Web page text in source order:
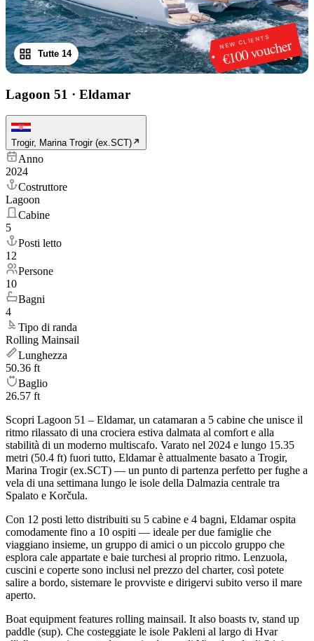
NEW CLIENTS
€100 voucher
1/14
Tutte 14
Lagoon 51 · Eldamar
Trogir, Marina Trogir (ex.SCT)
Anno
2024
Costruttore
Lagoon
Cabine
5
Posti letto
12
Persone
10
Bagni
4
Tipo di randa
Rolling Mainsail
Lunghezza
50.36 ft
Baglio
26.57 ft
Scopri Lagoon 51 – Eldamar, un catamaran a 5 cabine che unisce il
ritmo rilassato di una crociera estiva dalmata al comfort e alla
stabilità di un moderno multiscafo. Varato nel 2024 e lungo 15.35
metri (50.4 ft) fuori tutto, Eldamar è attualmente basato a Trogir,
Marina Trogir (ex.SCT) — un punto di partenza perfetto per fughe a
vela di una settimana lungo le isole della Dalmazia centrale tra
Spalato e Korčula.
Con 12 posti letto distribuiti su 5 cabine e 4 bagni, Eldamar ospita
comodamente fino a 10 ospiti — ideale per due famiglie che
viaggiano insieme, un gruppo di amici o un piccolo gruppo che
esplora cale appartate e baie turchesi al proprio ritmo. Lenzuola,
cuscini e coperte sono inclusi nel prezzo del charter, così potete
salire a bordo, sistemare le provviste e dirigervi subito verso il mare
aperto.
Boat equipment features rolling mainsail. It also boasts tv, stand up
paddle (sup). Che costeggiate le isole Pakleni al largo di Hvar